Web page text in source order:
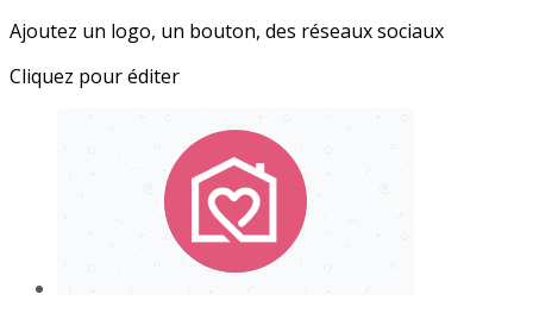
Ajoutez un logo, un bouton, des réseaux sociaux
Cliquez pour éditer